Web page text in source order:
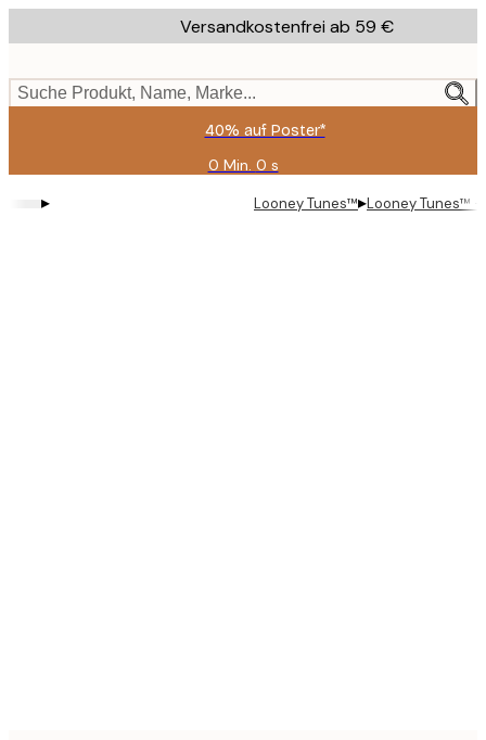
to
content.
Versandkostenfrei ab 59 €
Suche Produkt, Name, Marke...
40% auf Poster*
0 Min. 0 s
Gültig
bis:
2026-
▸ Looney Tunes™▸Looney Tunes™